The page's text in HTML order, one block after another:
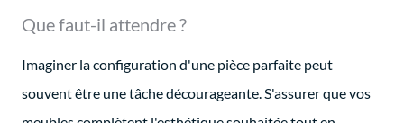
Que faut-il attendre ?
Imaginer la configuration d'une pièce parfaite peut
souvent être une tâche décourageante. S'assurer que vos